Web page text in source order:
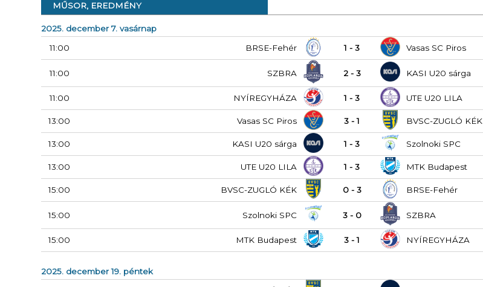
MŰSOR, EREDMÉNY
2025. december 7. vasárnap
11:00
BRSE-Fehér 1 - 3 Vasas SC Piros
11:00 SZBRA 2 - 3 KASI U20 sárga
11:00 NYÍREGYHÁZA 1 - 3 UTE U20 LILA
13:00 Vasas SC Piros 3 - 1 BVSC-ZUGLÓ KÉK
13:00 KASI U20 sárga 1 - 3 Szolnoki SPC
13:00 UTE U20 LILA 1 - 3 MTK Budapest
15:00 BVSC-ZUGLÓ KÉK 0 - 3 BRSE-Fehér
15:00 Szolnoki SPC 3 - 0 SZBRA
15:00 MTK Budapest 3 - 1 NYÍREGYHÁZA
2025. december 19. péntek